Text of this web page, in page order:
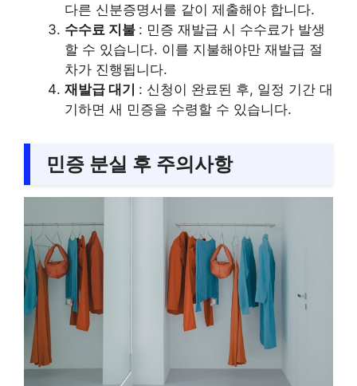
다른 신분증명서를 같이 제출해야 합니다.
수수료 지불 : 민증 재발급 시 수수료가 발생
할 수 있습니다. 이를 지불해야만 재발급 절
차가 진행됩니다.
재발급 대기 : 신청이 완료된 후, 일정 기간 대
기하면 새 민증을 수령할 수 있습니다.
민증 분실 후 주의사항